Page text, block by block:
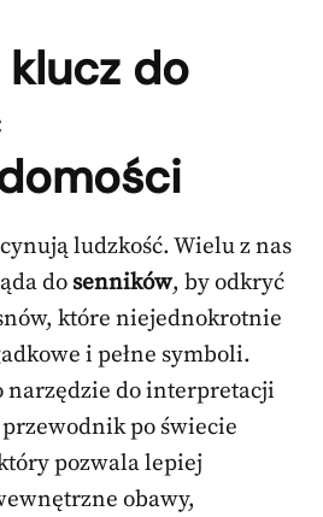
do
ludzkość. Wielu z nas
do senników, by odkryć
które niejednokrotnie
i pełne symboli.
do interpretacji
po świecie
pozwala lepiej
obawy,